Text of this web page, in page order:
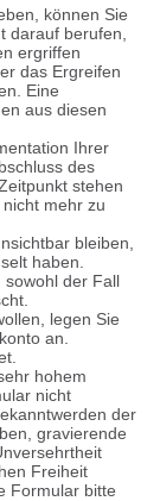
können Sie
darauf berufen,
ergriffen
das Ergreifen
Eine
aus diesen
Ihrer
des
stehen
mehr zu
bleiben,
haben.
sowohl der Fall
legen Sie
an.
hohem
nicht
der
gravierende
Freiheit
Formular bitte